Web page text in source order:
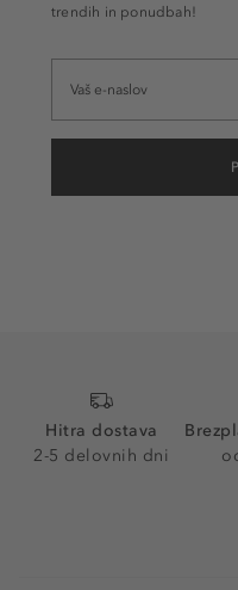
trendih in ponudbah!
Hitra dostava
2-5 delovnih dni